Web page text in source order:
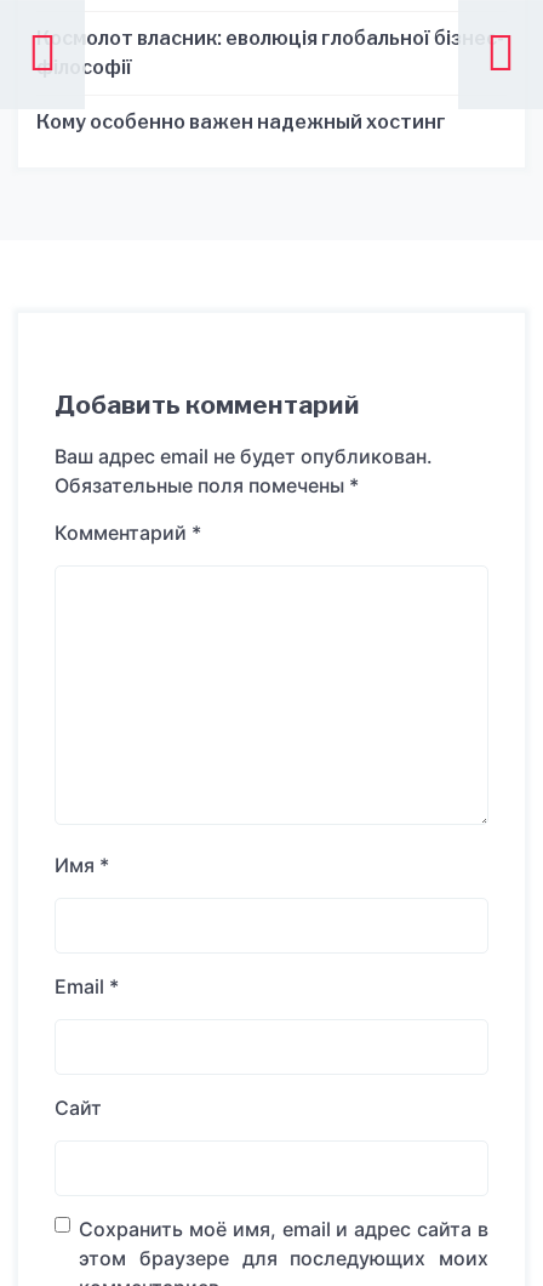
Космолот власник: еволюція глобальної бізнес-
філософії
Кому особенно важен надежный хостинг
Добавить комментарий
Ваш адрес email не будет опубликован.
Обязательные поля помечены *
Комментарий *
Имя *
Email *
Сайт
Сохранить моё имя, email и адрес сайта в
этом браузере для последующих моих